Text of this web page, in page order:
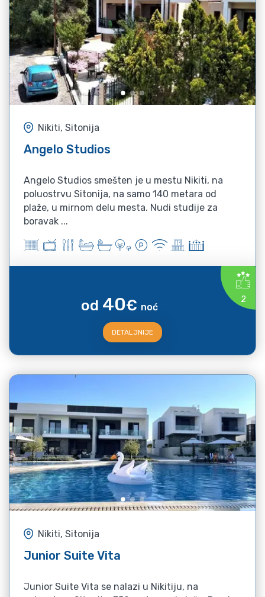
Nikiti, Sitonija
Angelo Studios
Angelo Studios smešten je u mestu Nikiti, na
poluostrvu Sitonija, na samo 140 metara od
plaže, u mirnom delu mesta. Nudi studije za
boravak ...
2
od 40€ noć
DETALJNIJE
Nikiti, Sitonija
Junior Suite Vita
Junior Suite Vita se nalazi u Nikitiju, na